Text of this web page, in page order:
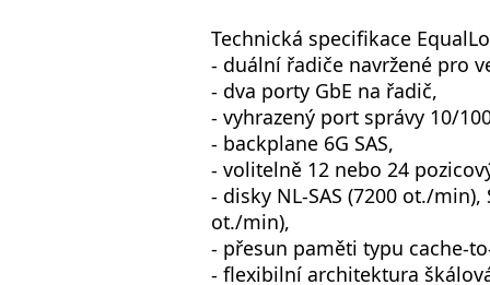
Technická specifikace
- duální řadiče navržené pro
- dva porty GbE na řadič,
- vyhrazený port správy 10/
- backplane 6G SAS,
- volitelně 12 nebo 24
- disky NL-SAS (7200 ot./min),
ot./min),
- přesun paměti typu cache-
- flexibilní architektura